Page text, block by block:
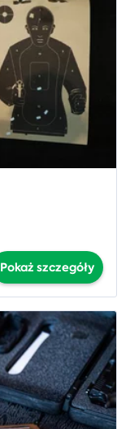
Pokaż szczegóły